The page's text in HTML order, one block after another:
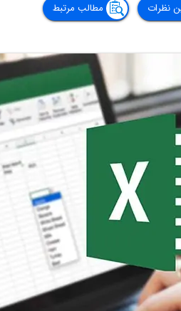
نظرات مطالب مرتبط